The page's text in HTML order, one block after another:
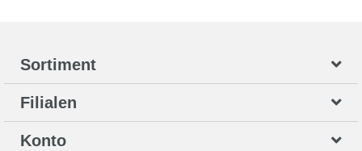
Sortiment
Filialen
Konto